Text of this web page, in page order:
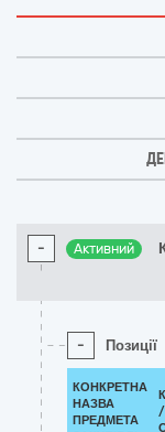
- Активний
- Позиції
КОНКРЕТНА
НАЗВА
ПРЕДМЕТА
/